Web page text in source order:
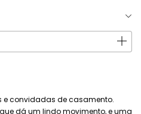
ALTERAR CEP
e convidadas de casamento.
dá um lindo movimento, e uma